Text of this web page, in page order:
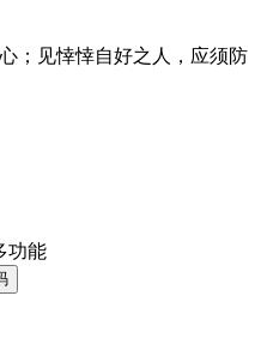
；见悻悻自好之人，应须防
功能